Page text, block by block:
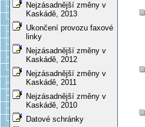
Nejzásadnější změny v
Kaskádě, 2013
Ukončení provozu faxové
linky
Nejzásadnější změny v
Kaskádě, 2012
Nejzásadnější změny v
Kaskádě, 2011
Nejzásadnější změny v
Kaskádě, 2010
Datové schránky